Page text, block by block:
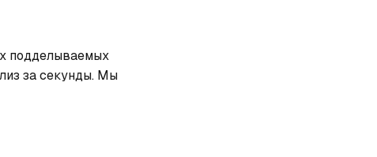
подделываемых
за секунды. Мы